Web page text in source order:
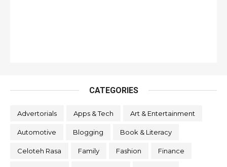
CATEGORIES
Advertorials Apps & Tech Art & Entertainment
Automotive Blogging Book & Literacy
Celoteh Rasa Family Fashion Finance